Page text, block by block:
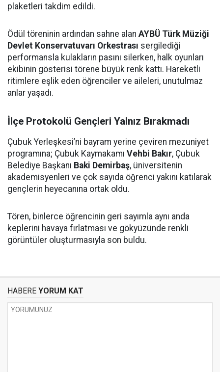
plaketleri takdim edildi.
Ödül töreninin ardından sahne alan AYBÜ Türk Müziği
Devlet Konservatuvarı Orkestrası sergilediği
performansla kulakların pasını silerken, halk oyunları
ekibinin gösterisi törene büyük renk kattı. Hareketli
ritimlere eşlik eden öğrenciler ve aileleri, unutulmaz
anlar yaşadı.
İlçe Protokolü Gençleri Yalnız Bırakmadı
Çubuk Yerleşkesi’ni bayram yerine çeviren mezuniyet
programına; Çubuk Kaymakamı Vehbi Bakır, Çubuk
Belediye Başkanı Baki Demirbaş, üniversitenin
akademisyenleri ve çok sayıda öğrenci yakını katılarak
gençlerin heyecanına ortak oldu.
Tören, binlerce öğrencinin geri sayımla aynı anda
keplerini havaya fırlatması ve gökyüzünde renkli
görüntüler oluşturmasıyla son buldu.
HABERE YORUM KAT